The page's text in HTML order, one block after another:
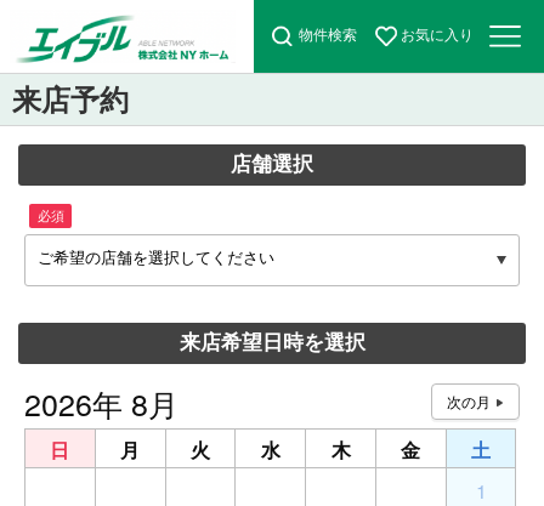
物件検索 お気に入り
来店予約
店舗選択
必須
ご希望の店舗を選択してください
来店希望日時を選択
2026年 8月
日 月 火 水 木 金
土
1